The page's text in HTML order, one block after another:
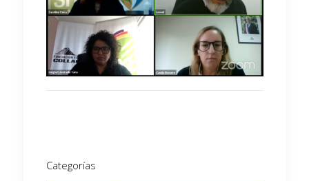
Categorías